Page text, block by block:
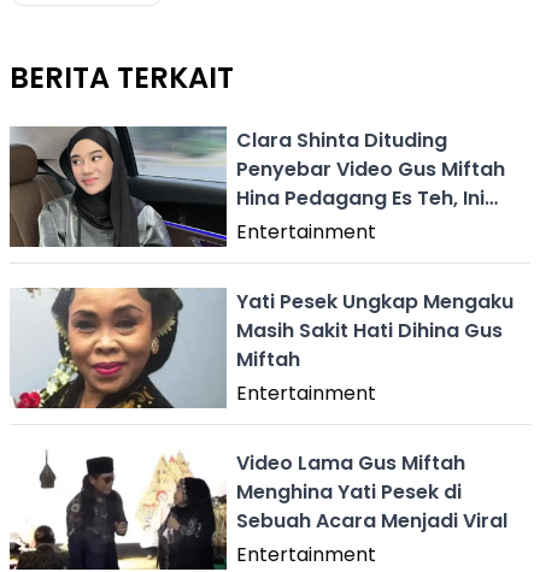
BERITA TERKAIT
Clara Shinta Dituding
Penyebar Video Gus Miftah
Hina Pedagang Es Teh, Ini
yang Terjadi
Entertainment
Yati Pesek Ungkap Mengaku
Masih Sakit Hati Dihina Gus
Miftah
Entertainment
Video Lama Gus Miftah
Menghina Yati Pesek di
Sebuah Acara Menjadi Viral
Entertainment